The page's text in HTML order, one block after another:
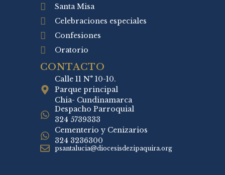
Santa Misa
Celebraciones especiales
Confesiones
Oratorio
CONTACTO
Calle 11 N° 10-10.
Parque principal
Chia- Cundinamarca
Despacho Parroquial
324 5739333
Cementerio y Cenizarios
324 3236300
psantalucia@diocesisdezipaquira.org